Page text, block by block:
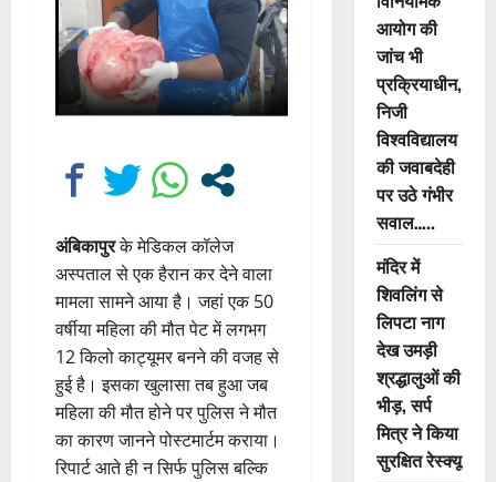
अंबिकापुरके मेडिकल कॉलेज
अस्पताल से एक हैरान कर देने वाला
मामला सामने आया है। जहां एक 50
वर्षीया महिला की मौत पेट में लगभग
12 किलो काट्यूमर बनने की वजह से
हुई है। इसका खुलासा तब हुआ जब
महिला की मौत होने पर पुलिस ने मौत
का कारण जानने पोस्टमार्टम कराया।
रिपार्ट आते ही न सिर्फ पुलिस बल्कि
आयोग की
जांच भी
प्रक्रियाधीन,
निजी
विश्वविद्यालय
की जवाबदेही
पर उठे गंभीर
सवाल…..
मंदिर में
शिवलिंग से
लिपटा नाग
देख उमड़ी
श्रद्धालुओं की
भीड़, सर्प
मित्र ने किया
सुरक्षित रेस्क्यू